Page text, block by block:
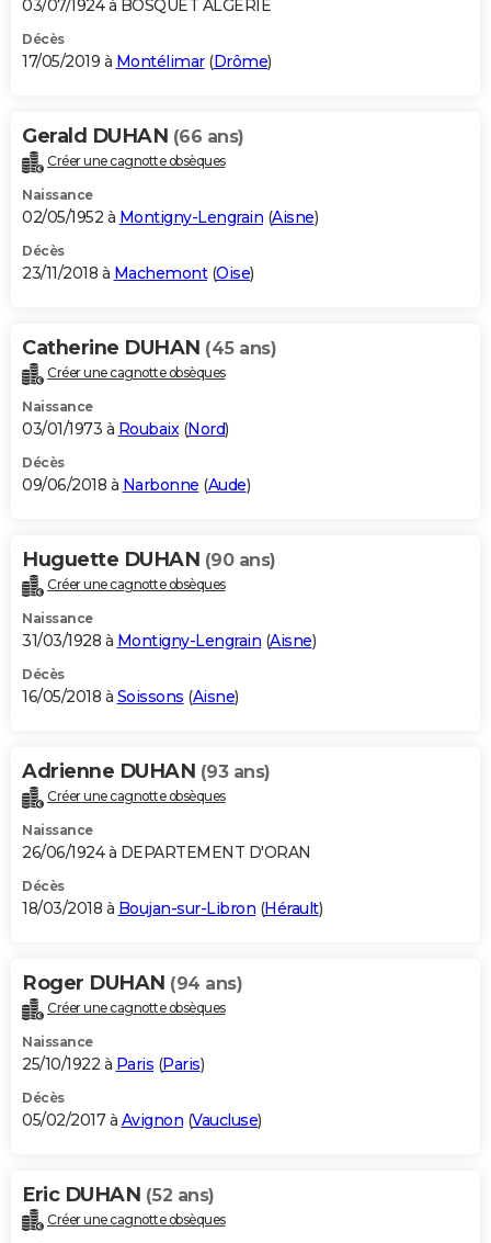
03/07/1924 à BOSQUET ALGERIE
Décès
17/05/2019 à Montélimar(Drôme)
Gerald DUHAN (66 ans)
Créer une cagnotte obsèques
Naissance
02/05/1952 à Montigny-Lengrain (Aisne)
Décès
23/11/2018 à Machemont(Oise)
Catherine DUHAN (45 ans)
Créer une cagnotte obsèques
Naissance
03/01/1973 à Roubaix(Nord)
Décès
09/06/2018 à Narbonne (Aude)
Huguette DUHAN (90 ans)
Créer une cagnotte obsèques
Naissance
31/03/1928 à Montigny-Lengrain (Aisne)
Décès
16/05/2018 à Soissons (Aisne)
Adrienne DUHAN (93 ans)
Créer une cagnotte obsèques
Naissance
26/06/1924 à DEPARTEMENT D'ORAN
Décès
18/03/2018 à Boujan-sur-Libron (Hérault)
Roger DUHAN (94 ans)
Créer une cagnotte obsèques
Naissance
25/10/1922 à Paris (Paris)
Décès
05/02/2017 à Avignon (Vaucluse)
Eric DUHAN (52 ans)
Créer une cagnotte obsèques